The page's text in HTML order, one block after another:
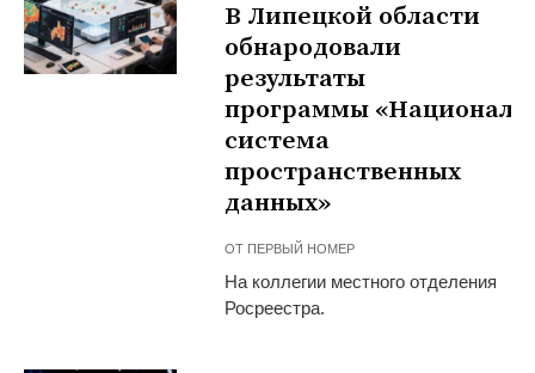
В Липецкой области
обнародовали
результаты
программы
система
пространственных
данных»
ОТ ПЕРВЫЙ НОМЕР
На коллегии местного отделения
Росреестра.